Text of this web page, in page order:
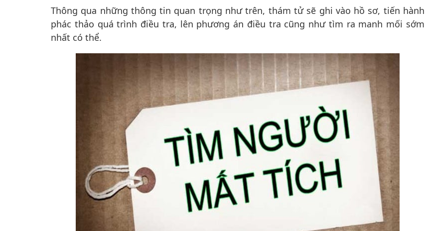
Thông qua những thông tin quan trọng như trên, thám tử sẽ ghi vào hồ sơ, tiến hành
phác thảo quá trình điều tra, lên phương án điều tra cũng như tìm ra manh mối sớm
nhất có thể.